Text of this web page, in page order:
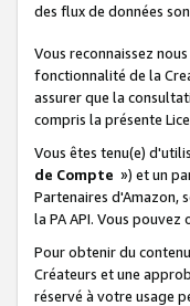
des flux de données
Vous reconnaissez
fonctionnalité de la
assurer que la
compris la présente
Vous êtes tenu(e)
de Compte ») et un
Partenaires d'Amazon,
la PA API. Vous
Pour obtenir du
Créateurs et une
réservé à votre usage